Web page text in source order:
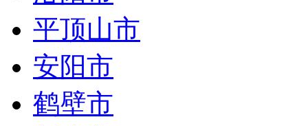
平顶山市
安阳市
鹤壁市